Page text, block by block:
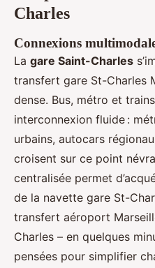
Charles
Connexions
La gare Saint-Charles
transfert gare St-Charles
dense. Bus, métro et
interconnexion fluide :
urbains, autocars
croisent sur ce point
centralisée permet
de la navette gare St-
transfert aéroport
Charles – en quelques
pensées pour simplifier